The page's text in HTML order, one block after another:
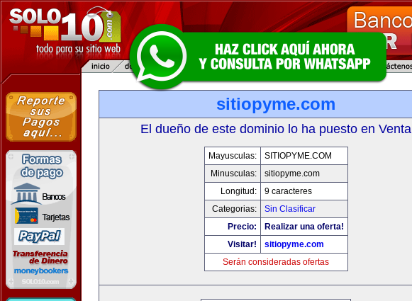
sitiopyme.com
El dueño de este dominio lo ha puesto en Venta
Mayusculas:
SITIOPYME.COM
Minusculas:
sitiopyme.com
Longitud:
9 caracteres
Categorias:
Sin Clasificar
Precio:
Realizar una oferta!
Visitar!
sitiopyme.com
Serán consideradas ofertas